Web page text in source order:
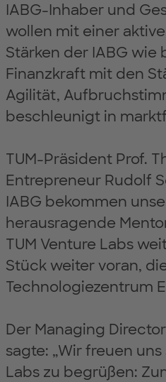
IABG-Inhaber und
wollen mit einer
Stärken der IABG
Finanzkraft mit den
Agilität,
beschleunigt in
TUM-Präsident Prof.
Entrepreneur Rudolf
IABG bekommen
herausragende
TUM Venture Labs
Stück weiter voran,
Technologiezentrum
Der Managing
sagte: „Wir freuen
Labs zu begrüßen: